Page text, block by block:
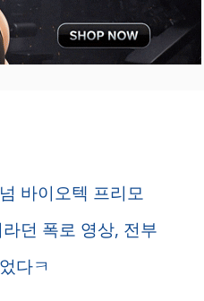
바이오텍 프리모
던 폭로 영상, 전부
다ㅋ